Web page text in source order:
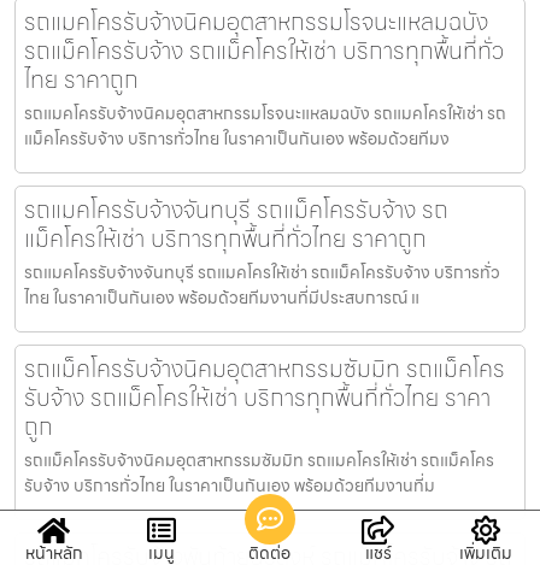
รถแมคโครรับจ้างนิคมอุตสาหกรรมโรจนะแหลมฉบัง
รถแม็คโครรับจ้าง รถแม็คโครให้เช่า บริการทุกพื้นที่ทั่ว
ไทย ราคาถูก
รถแมคโครรับจ้างนิคมอุตสาหกรรมโรจนะแหลมฉบัง รถแมคโครให้เช่า รถ
แม็คโครรับจ้าง บริการทั่วไทย ในราคาเป็นกันเอง พร้อมด้วยทีมง
รถแมคโครรับจ้างจันทบุรี รถแม็คโครรับจ้าง รถ
แม็คโครให้เช่า บริการทุกพื้นที่ทั่วไทย ราคาถูก
รถแมคโครรับจ้างจันทบุรี รถแมคโครให้เช่า รถแม็คโครรับจ้าง บริการทั่ว
ไทย ในราคาเป็นกันเอง พร้อมด้วยทีมงานที่มีประสบการณ์ แ
รถแม็คโครรับจ้างนิคมอุตสาหกรรมซัมมิท รถแม็คโคร
รับจ้าง รถแม็คโครให้เช่า บริการทุกพื้นที่ทั่วไทย ราคา
ถูก
รถแม็คโครรับจ้างนิคมอุตสาหกรรมซัมมิท รถแมคโครให้เช่า รถแม็คโคร
รับจ้าง บริการทั่วไทย ในราคาเป็นกันเอง พร้อมด้วยทีมงานที่ม
รถแมคโครรับจ้างพันท้ายนรสิงห์ รถแม็คโครรับจ้าง รถ
หน้าหลัก เมนู ติดต่อ แชร์ เพิ่มเติม